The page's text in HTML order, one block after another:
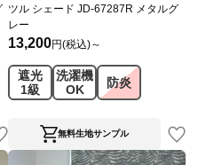
ツル シェード JD-67287R メタルグ
レー
13,200円(税込)～
遮光
1級
洗濯機
OK
防炎
無料生地サンプル